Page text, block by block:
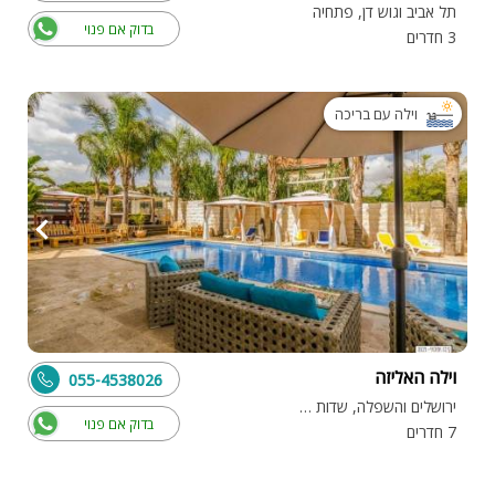
תל אביב וגוש דן, פתחיה
3 חדרים
בדוק אם פנוי
וילה עם בריכה
וילה האליזה
ירושלים והשפלה, שדות מיכה
7 חדרים
בדוק אם פנוי
055-4538026